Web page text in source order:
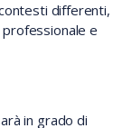
differenti,
e
in grado di